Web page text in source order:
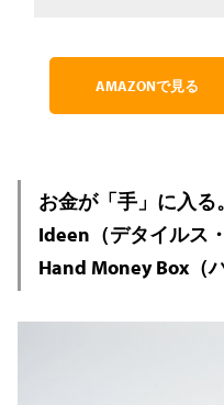
AMAZONで見る
お金が「手」に入
Ideen（デタイルス
Hand Money Box（